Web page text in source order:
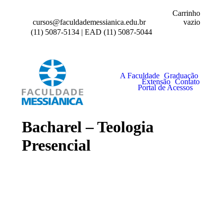
cursos@faculdademessianica.edu.br
(11) 5087-5134 | EAD (11) 5087-5044
Carrinho
vazio
A Faculdade Graduação
Extensão Contato
Portal de Acessos
Bacharel – Teologia
Presencial